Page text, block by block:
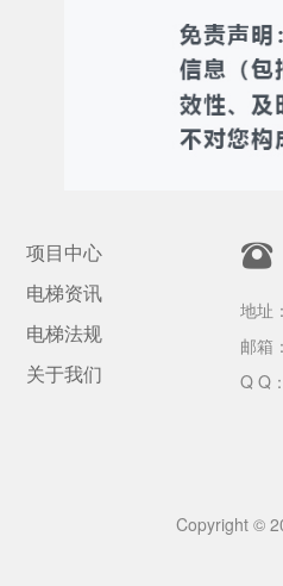
项目中心
电梯资讯
电梯法规
关于我们
地址
邮箱：
Q Q
Copyright ©